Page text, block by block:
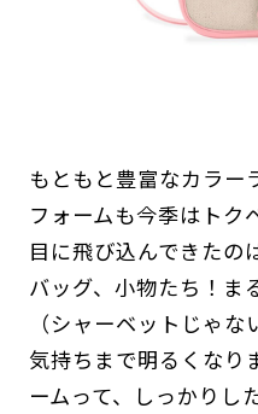
もともと豊富なカラー
フォームも今季はトク
目に飛び込んできたの
バッグ、小物たち！ま
（シャーベットじゃ
気持ちまで明るくなり
ームって、しっかりし